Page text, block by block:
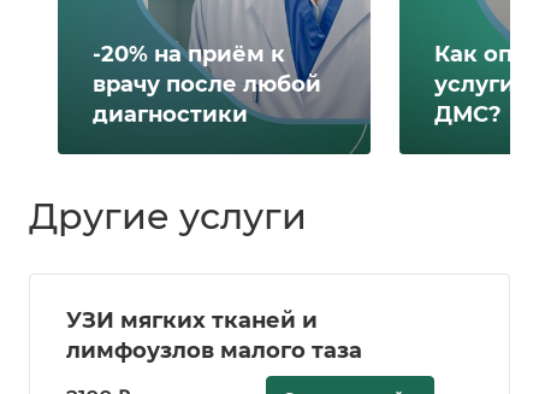
-20% на приём к
врачу после любой
диагностики
Как
услуги
ДМС?
Другие услуги
УЗИ мягких тканей и
лимфоузлов малого таза